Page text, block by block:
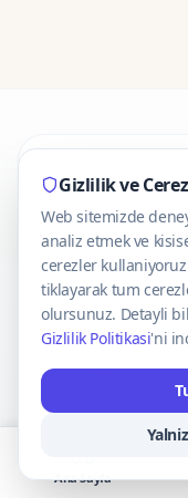
© 2025
Gizlilik ve
Web sitemizde
analiz etmek ve
cerezler
tiklayarak tum
olursunuz. Detayli
Gizlilik Politikasi'ni
Ana Sayfa